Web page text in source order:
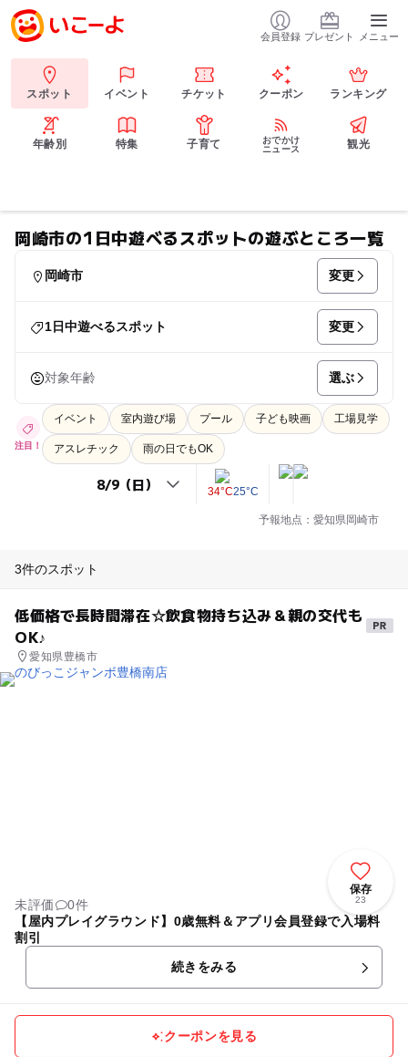
会員登録 プレゼント メニュー
スポット イベント チケット クーポン ランキング
年齢別 特集 子育て
おでかけ
ニュース
観光
岡崎市の1日中遊べるスポットの遊ぶところ一覧
岡崎市 変更
1日中遊べるスポット 変更
対象年齢 選ぶ
注目！
イベント 室内遊び場 プール 子ども映画 工場見学
アスレチック 雨の日でもOK
34°C25°C
予報地点：愛知県岡崎市
3件のスポット
低価格で長時間滞在☆飲食物持ち込み＆親の交代も
OK♪
愛知県豊橋市
保存
23
未評価
0件
【屋内プレイグラウンド】0歳無料＆アプリ会員登録で入場料
割引
続きをみる
クーポンを見る